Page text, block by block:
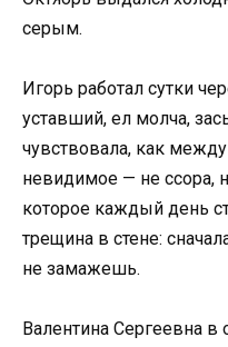
серым.
Игорь работал сутки
уставший, ел молча,
чувствовала, как
невидимое — не ссора,
которое каждый день
трещина в стене:
не замажешь.
Валентина Сергеевна в